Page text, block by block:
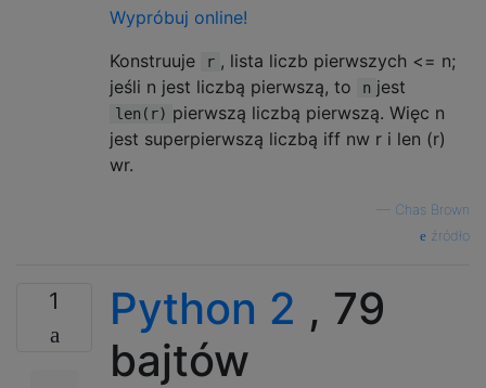
Wypróbuj online!
Konstruuje
r , lista liczb pierwszych <= n;
jeśli n jest liczbą pierwszą, to
n jest
len(r) pierwszą liczbą pierwszą. Więc n
jest superpierwszą liczbą iff nw r i len (r)
wr.
Chas Brown
źródło
1 Python 2 , 79
bajtów